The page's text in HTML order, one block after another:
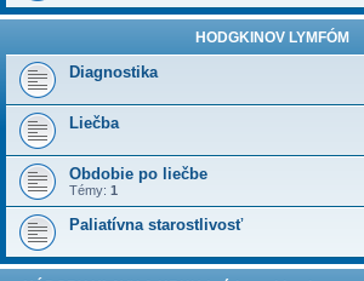
HODGKINOV LYMFÓM
Diagnostika
Liečba
Obdobie po liečbe
Témy: 1
Paliatívna starostlivosť